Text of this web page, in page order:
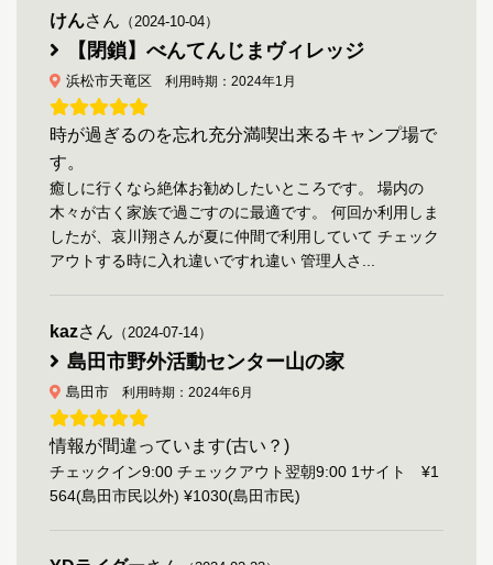
けんさん （2024-10-04）
【閉鎖】べんてんじまヴィレッジ
浜松市天竜区 利用時期：2024年1月
時が過ぎるのを忘れ充分満喫出来るキャンプ場で
す。
癒しに行くなら絶体お勧めしたいところです。 場内の
木々が古く家族で過ごすのに最適です。 何回か利用しま
したが、哀川翔さんが夏に仲間で利用していて チェック
アウトする時に入れ違いですれ違い 管理人さ...
kazさん （2024-07-14）
島田市野外活動センター山の家
島田市 利用時期：2024年6月
情報が間違っています(古い？)
チェックイン9:00 チェックアウト翌朝9:00 1サイト ¥1
564(島田市民以外) ¥1030(島田市民)